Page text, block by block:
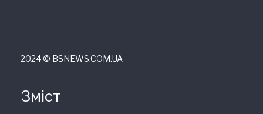
2024 © ВSNEWS.COM.UA
Зміст